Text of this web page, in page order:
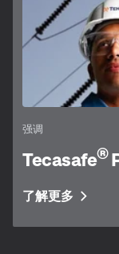
强调
Tecasafe®
了解更多